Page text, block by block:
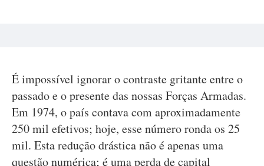
É impossível ignorar o contraste gritante entre o
passado e o presente das nossas Forças Armadas.
Em 1974, o país contava com aproximadamente
250 mil efetivos; hoje, esse número ronda os 25
mil. Esta redução drástica não é apenas uma
questão numérica; é uma perda de capital